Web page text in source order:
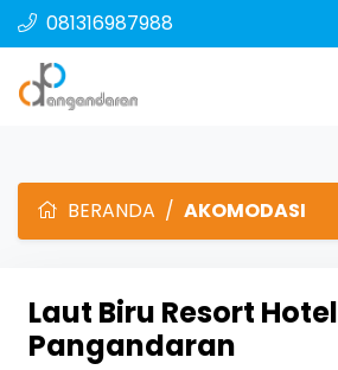
081316987988
BERANDA AKOMODASI
Laut Biru Resort Hotel
Pangandaran